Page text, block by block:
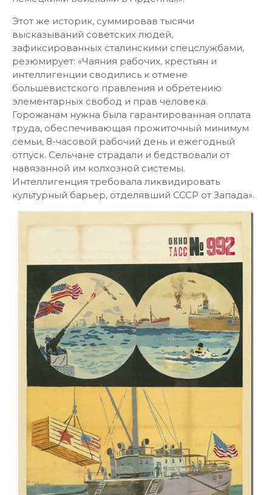
Этот же историк, суммировав тысячи
высказываний советских людей,
зафиксированных сталинскими спецслужбами,
резюмирует: «Чаяния рабочих, крестьян и
интеллигенции сводились к отмене
большевистского правления и обретению
элементарных свобод и прав человека.
Горожанам нужна была гарантированная оплата
труда, обеспечивающая прожиточный минимум
семьи, 8-часовой рабочий день и ежегодный
отпуск. Сельчане страдали и бедствовали от
навязанной им колхозной системы.
Интеллигенция требовала ликвидировать
культурный барьер, отделявший СССР от Запада».